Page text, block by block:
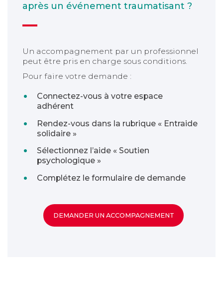
après un événement traumatisant ?
Un accompagnement par un professionnel
peut être pris en charge sous conditions.
Pour faire votre demande :
Connectez-vous à votre espace
adhérent
Rendez-vous dans la rubrique « Entraide
solidaire »
Sélectionnez l’aide « Soutien
psychologique »
Complétez le formulaire de demande
DEMANDER UN ACCOMPAGNEMENT